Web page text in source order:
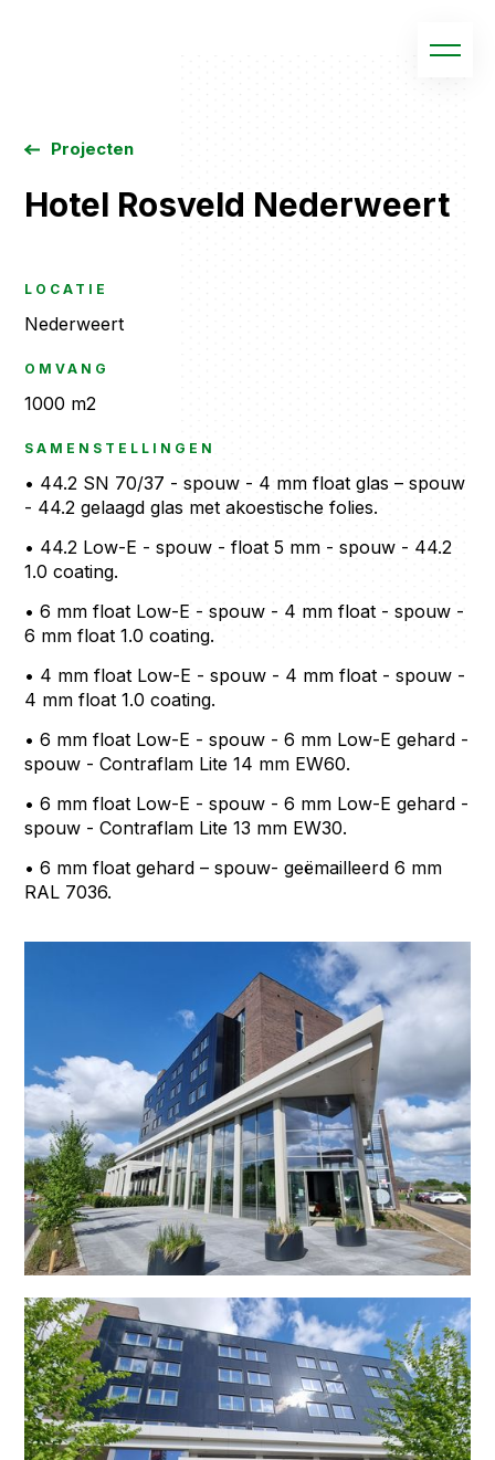
Projecten
Hotel Rosveld Nederweert
LOCATIE
Nederweert
OMVANG
1000 m2
SAMENSTELLINGEN
• 44.2 SN 70/37 - spouw - 4 mm float glas – spouw
- 44.2 gelaagd glas met akoestische folies.
• 44.2 Low-E - spouw - float 5 mm - spouw - 44.2
1.0 coating.
• 6 mm float Low-E - spouw - 4 mm float - spouw -
6 mm float 1.0 coating.
• 4 mm float Low-E - spouw - 4 mm float - spouw -
4 mm float 1.0 coating.
• 6 mm float Low-E - spouw - 6 mm Low-E gehard -
spouw - Contraflam Lite 14 mm EW60.
• 6 mm float Low-E - spouw - 6 mm Low-E gehard -
spouw - Contraflam Lite 13 mm EW30.
• 6 mm float gehard – spouw- geëmailleerd 6 mm
RAL 7036.